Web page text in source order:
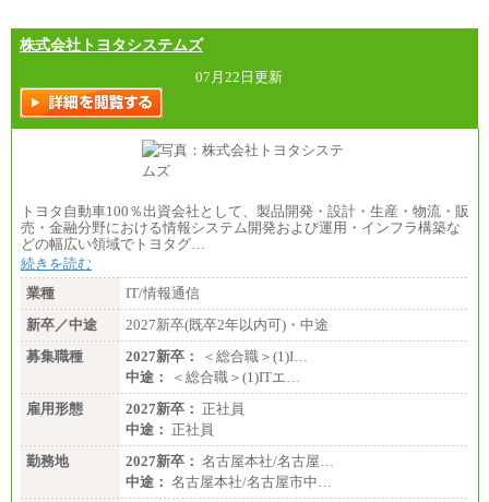
株式会社トヨタシステムズ
07月22日更新
トヨタ自動車100％出資会社として、製品開発・設計・生産・物流・販
売・金融分野における情報システム開発および運用・インフラ構築な
どの幅広い領域でトヨタグ…
続きを読む
業種
IT/情報通信
新卒／中途
2027新卒(既卒2年以内可)・中途
募集職種
2027新卒：
＜総合職＞(1)I…
中途：
＜総合職＞(1)ITエ…
雇用形態
2027新卒： 正社員
中途： 正社員
勤務地
2027新卒： 名古屋本社/名古屋…
中途： 名古屋本社/名古屋市中…